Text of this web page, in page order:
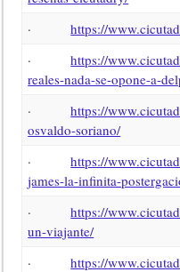
·https://
·https://
reales-nada-se-opone-a-
·https://
osvaldo-soriano/
·https://
james-la-infinita-
·https://
un-viajante/
·https://